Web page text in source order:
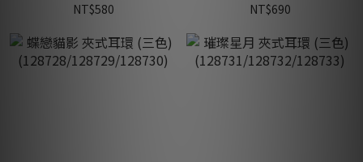
NT$580
NT$690